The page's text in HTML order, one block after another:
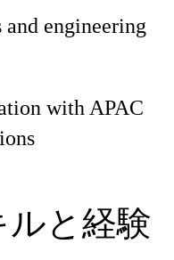
engineering
with APAC
と経験